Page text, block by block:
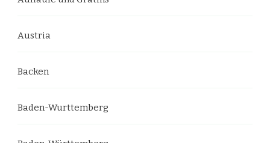
Austria
Backen
Baden-Wurttemberg